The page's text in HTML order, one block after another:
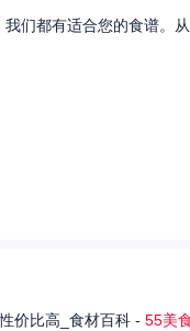
们都有适合您的食谱。
价比高_食材百科 - 55美